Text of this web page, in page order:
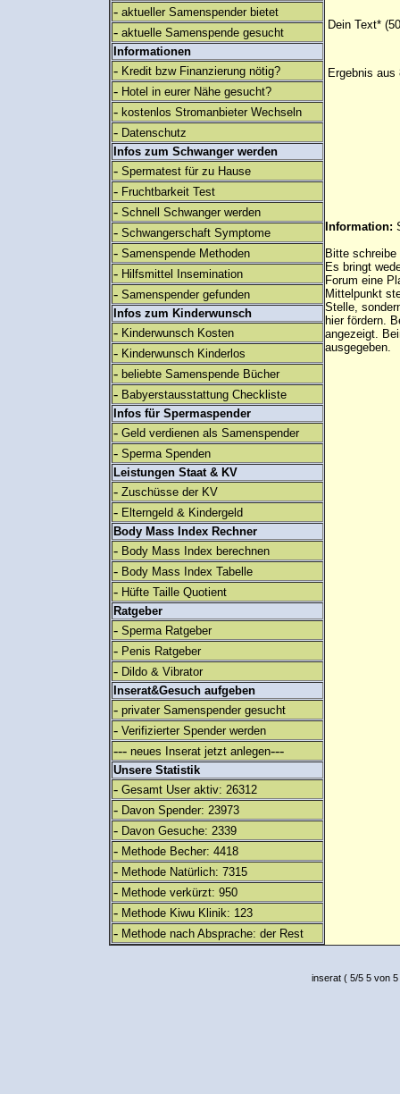
- aktueller Samenspender bietet
- aktuelle Samenspende gesucht
Informationen
- Kredit bzw Finanzierung nötig?
- Hotel in eurer Nähe gesucht?
- kostenlos Stromanbieter Wechseln
- Datenschutz
Infos zum Schwanger werden
- Spermatest für zu Hause
- Fruchtbarkeit Test
- Schnell Schwanger werden
- Schwangerschaft Symptome
- Samenspende Methoden
- Hilfsmittel Insemination
- Samenspender gefunden
Infos zum Kinderwunsch
- Kinderwunsch Kosten
- Kinderwunsch Kinderlos
- beliebte Samenspende Bücher
- Babyerstausstattung Checkliste
Infos für Spermaspender
- Geld verdienen als Samenspender
- Sperma Spenden
Leistungen Staat & KV
- Zuschüsse der KV
- Elterngeld & Kindergeld
Body Mass Index Rechner
- Body Mass Index berechnen
- Body Mass Index Tabelle
- Hüfte Taille Quotient
Ratgeber
- Sperma Ratgeber
- Penis Ratgeber
- Dildo & Vibrator
Inserat&Gesuch aufgeben
- privater Samenspender gesucht
- Verifizierter Spender werden
--- neues Inserat jetzt anlegen---
Unsere Statistik
- Gesamt User aktiv: 26312
- Davon Spender: 23973
- Davon Gesuche: 2339
- Methode Becher: 4418
- Methode Natürlich: 7315
- Methode verkürzt: 950
- Methode Kiwu Klinik: 123
- Methode nach Absprache: der Rest
Dein Text*
Ergebnis aus
Information:
Bitte
Es bringt
Forum eine
Mittelpunkt
Stelle,
hier fördern.
angezeigt.
ausgegeben.
inserat( 5/5 5 von 5